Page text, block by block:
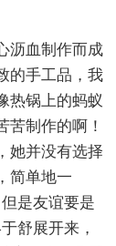
沥血制作而成
的手工品，我
热锅上的蚂蚁
制作的啊！
她并没有选择
简单地一
是友谊要是
舒展开来，